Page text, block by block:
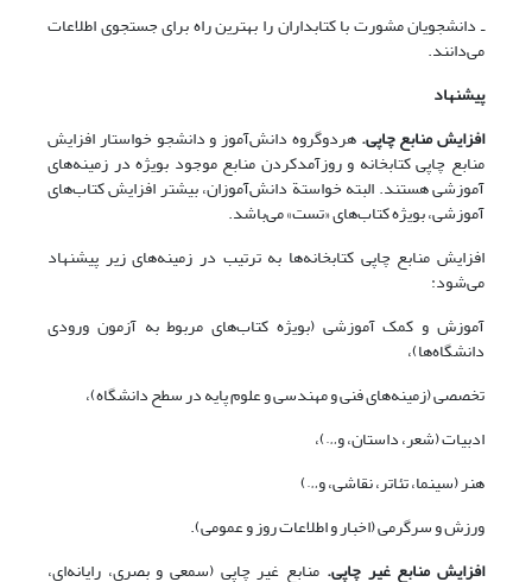
ـ دانشجویان مشورت با کتابداران را بهترین راه برای جستجوی اطلاعات
می‌دانند.
پیشنهاد
افزایش منابع چاپی.‌هردوگروه دانش‌آموز و دانشجو خواستار افزایش
منابع چاپی کتابخانه و روزآمدکردن منابع موجود بویژه در زمینه‌های
آموزشی هستند. البته خواستة دانش‌آموزان، بیشتر افزایش کتاب‌های
آموزشی، بویژه کتاب‌های «تست» می‌باشد.
افزایش منابع چاپی کتابخانه‌ها به ترتیب در زمینه‌های زیر پیشنهاد
می‌شود:
آموزش و کمک آموزشی (بویژه کتاب‌های مربوط به آزمون ورودی
دانشگاه‌ها)،
تخصصی (زمینه‌های فنی و مهندسی و علوم پایه در سطح دانشگاه)،
ادبیات (شعر، داستان، و…)،
هنر (سینما، تئاتر، نقاشی، و…)
ورزش و سرگرمی (اخبار و اطلاعات روز و عمومی).
افزایش منابع غیر چاپی. منابع غیر چاپی (سمعی و بصری، رایانه‌ای،